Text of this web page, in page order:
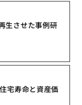
生させた事例研
宅寿命と資産価